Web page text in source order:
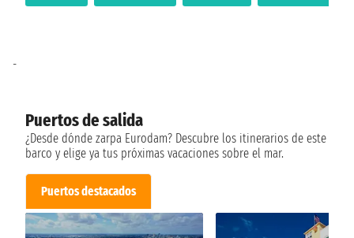
Puertos de salida
¿Desde dónde zarpa Eurodam? Descubre los itinerarios de este
barco y elige ya tus próximas vacaciones sobre el mar.
Puertos destacados
-